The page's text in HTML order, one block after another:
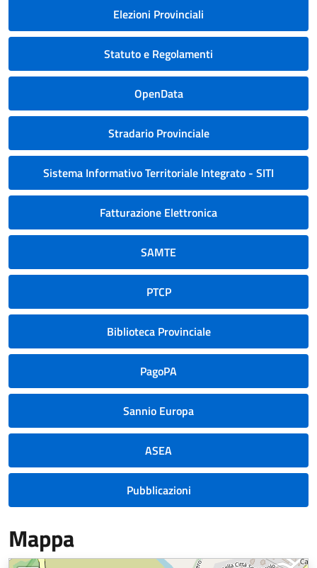
Elezioni Provinciali
Statuto e Regolamenti
OpenData
Stradario Provinciale
Sistema Informativo Territoriale Integrato - SITI
Fatturazione Elettronica
SAMTE
PTCP
Biblioteca Provinciale
PagoPA
Sannio Europa
ASEA
Pubblicazioni
Mappa